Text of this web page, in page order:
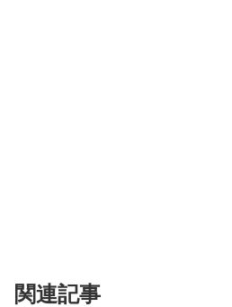
関連記事